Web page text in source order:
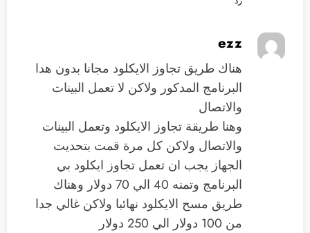
ezz
هناك طريق تجاوز الايكلود مجانا بدون هدا
البرنامج المدكور ولاكن لا تعمل البينات
والاتصال
وهنا طريقة تجاوز الايكلود وتعمل البينات
والاتصال ولاكن كل مرة قمت بتحديت
الجهاز يجب ان تعمل تجاوز ايكلود بي
البرنامج وتمنه 40 الي 70 دولار وهناك
طريق مسح الايكلود نهائبا ولاكن غالي جدا
من 100 دولار الي 250 دولار